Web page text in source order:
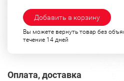
Добавить в корзину
Вы можете вернуть товар без
течение 14 дней
Оплата, доставка